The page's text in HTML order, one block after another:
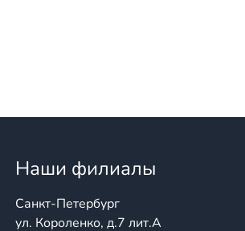
Наши филиалы
Санкт-Петербург
ул. Короленко, д.7 лит.А